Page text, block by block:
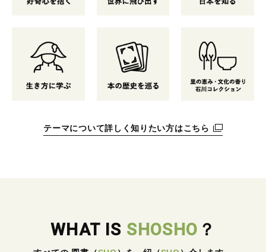
テーマについて詳しく知りたい方はこちら
WHAT IS SHOSHO ？